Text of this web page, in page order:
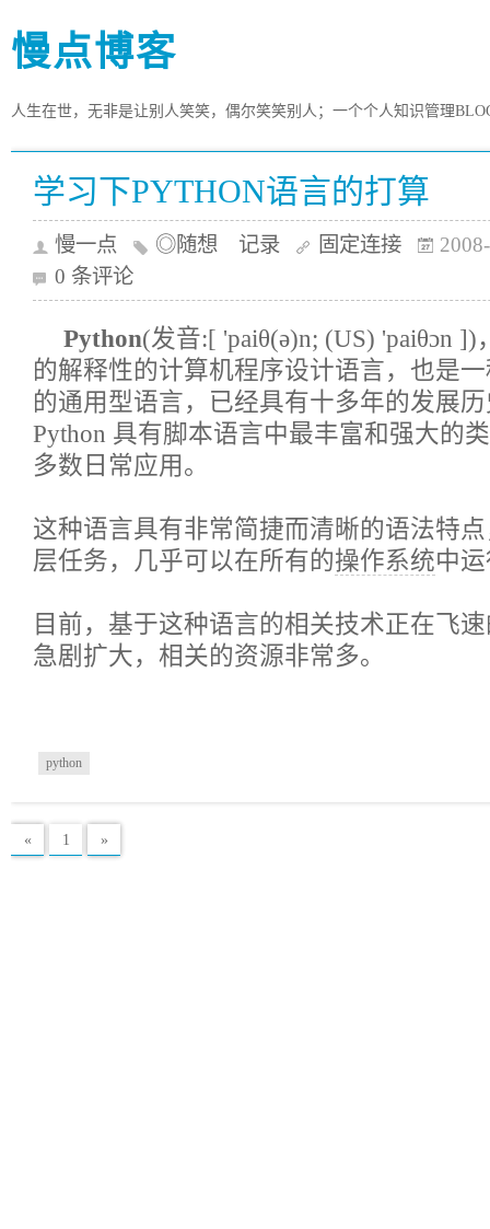
慢点博客
人生在世，无非是让别人笑笑，偶尔笑笑别人；一个个人知识管理
学习下PYTHON语言的打算
慢一点 ◎随想 记录 固定连接
0 条评论
Python(发音:[ 'paiθ(ə)n; (US) 'paiθɔn
的解释性的计算机程序设计语言，也是
的通用型语言，已经具有十多年的发展
Python 具有脚本语言中最丰富和强大的
多数日常应用。
这种语言具有非常简捷而清晰的语法特
层任务，几乎可以在所有的操作系统中
目前，基于这种语言的相关技术正在飞
急剧扩大，相关的资源非常多。
python
« 1 »